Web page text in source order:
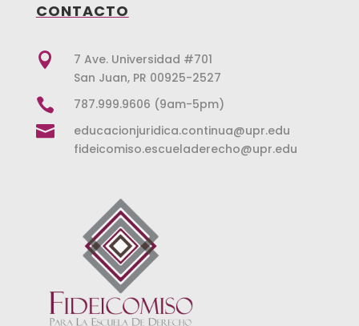
CONTACTO

7 Ave. Universidad #701
San Juan, PR 00925-2527
 787.999.9606 (9am-5pm)

educacionjuridica.continua@upr.edu
fideicomiso.escueladerecho@upr.edu